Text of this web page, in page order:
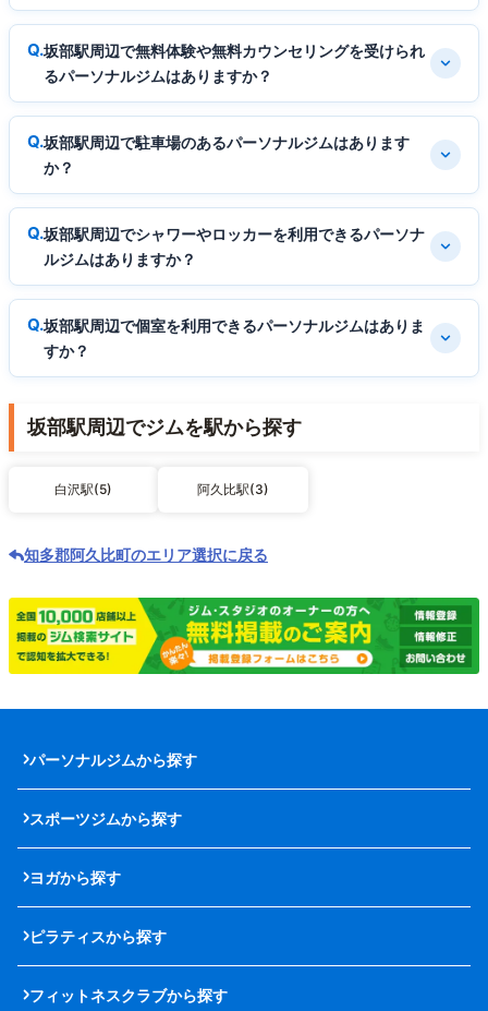
坂部駅周辺で無料体験や無料カウンセリングを受けられ
るパーソナルジムはありますか？
坂部駅周辺で駐車場のあるパーソナルジムはあります
か？
坂部駅周辺でシャワーやロッカーを利用できるパーソナ
ルジムはありますか？
坂部駅周辺で個室を利用できるパーソナルジムはありま
すか？
坂部駅周辺でジムを駅から探す
白沢駅(5) 阿久比駅(3)
知多郡阿久比町のエリア選択に戻る
パーソナルジムから探す
スポーツジムから探す
ヨガから探す
ピラティスから探す
フィットネスクラブから探す